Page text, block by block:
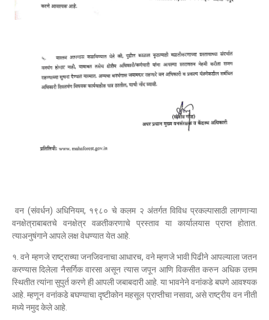
वन (संवर्धन) अधिनियम, १९८० चे कलम २ अंतर्गत विविध प्रकल्पासाठी लागणाऱ्या
वनक्षेत्राबाबतचे वनक्षेत्र वळतीकरणाचे प्रस्ताव या कार्यालयास प्राप्त होतात.
त्याअनुषंगाने आपले लक्ष वेधण्यात येत आहे.
१. वने म्हणजे राष्ट्राच्या जनजिवनाचा आधारच, वने म्हणजे भावी पिढीने आपल्याला जतन
करण्यास दिलेला नैसर्गिक वारसा असून त्यास जपून आणि विकसीत करुन अधिक उत्तम
स्थितीत त्यांना सुपुर्त करणे ही आपली जबाबदारी आहे. या भावनेने वनांकडे बघणे आवश्यक
आहे. म्हणून वनांकडे बघण्याचा दृष्टीकोन महसूल प्राप्तीचा नसावा, असे राष्ट्रीय वन नीती
मध्ये नमुद केले आहे.